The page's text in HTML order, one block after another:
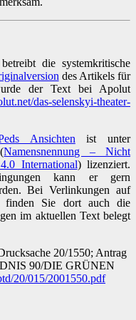
die systemkritische
des Artikels für
der Text bei Apolut
das-selenskyi-theater-
Ansichten ist unter
Namensnennung – Nicht
International) lizenziert.
kann er gern
Bei Verlinkungen auf
finden Sie dort auch die
im aktuellen Text belegt
20/1550; Antrag
90/DIE GRÜNEN
20/015/2001550.pdf